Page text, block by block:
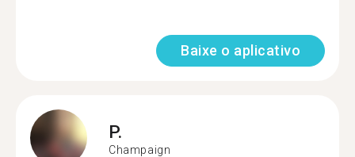
Baixe o aplicativo
P.
Champaign